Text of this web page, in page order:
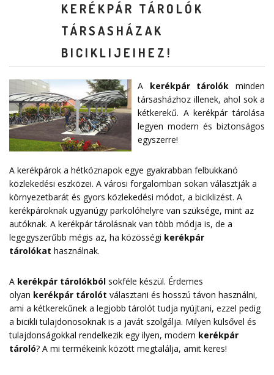
KERÉKPÁR TÁROLÓK
TÁRSASHÁZAK
BICIKLIJEIHEZ!
A kerékpár tárolók minden
társasházhoz illenek, ahol sok a
kétkerekű. A kerékpár tárolása
legyen modern és biztonságos
egyszerre!
A kerékpárok a hétköznapok egye gyakrabban felbukkanó
közlekedési eszközei. A városi forgalomban sokan választják a
környezetbarát és gyors közlekedési módot, a biciklizést. A
kerékpároknak ugyanúgy parkolóhelyre van szüksége, mint az
autóknak. A kerékpár tárolásnak van több módja is, de a
legegyszerűbb mégis az, ha közösségi kerékpár
tárolókat használnak.
A kerékpár tárolókból sokféle készül. Érdemes
olyan kerékpár tárolót választani és hosszú távon használni,
ami a kétkerekűnek a legjobb tárolót tudja nyújtani, ezzel pedig
a bicikli tulajdonosoknak is a javát szolgálja. Milyen külsővel és
tulajdonságokkal rendelkezik egy ilyen, modern kerékpár
tároló? A mi termékeink között megtalálja, amit keres!